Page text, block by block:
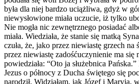
była dla niej bardzo uciążliwa, gdyż w
niewysłowione miała uczucie, iż tylko
Nie mogła nic zewnętrznego posiadać
miała. Wiedziała, że stanie się matką
czuła, że, jako przez niewiastę grzech na
przez niewiastę zadośćuczynienie ma
powiedziała: “Oto ja służebnica
Jezus o północy z Ducha świętego się
narodził. Widziałam, jak Józef i Maryja,